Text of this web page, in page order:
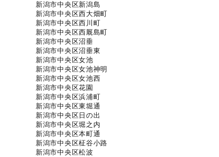
新潟市中央区新潟島
新潟市中央区西大畑町
新潟市中央区西川町
新潟市中央区西厩島町
新潟市中央区沼垂
新潟市中央区沼垂東
新潟市中央区女池
新潟市中央区女池神明
新潟市中央区女池西
新潟市中央区花園
新潟市中央区浜浦町
新潟市中央区東堀通
新潟市中央区日の出
新潟市中央区堀之内
新潟市中央区本町通
新潟市中央区柾谷小路
新潟市中央区松波